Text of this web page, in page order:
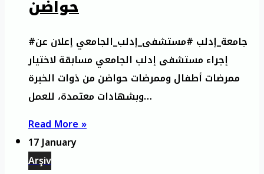
حواضن
#جامعة_إدلب #مستشفى_إدلب_الجامعي إعلان عن
إجراء مستشفى إدلب الجامعي مسابقة لاختيار
ممرضات أطفال وممرضات حواضن من ذوات الخبرة
وبشهادات معتمدة، للعمل…
Read More »
17 January
Arşiv